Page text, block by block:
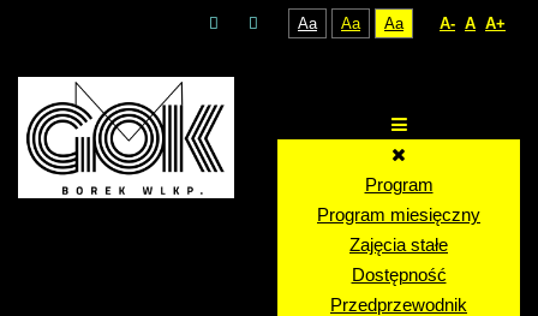
Aa Aa Aa A- A A+
Program
Program miesięczny
Zajęcia stałe
Dostępność
Przedprzewodnik